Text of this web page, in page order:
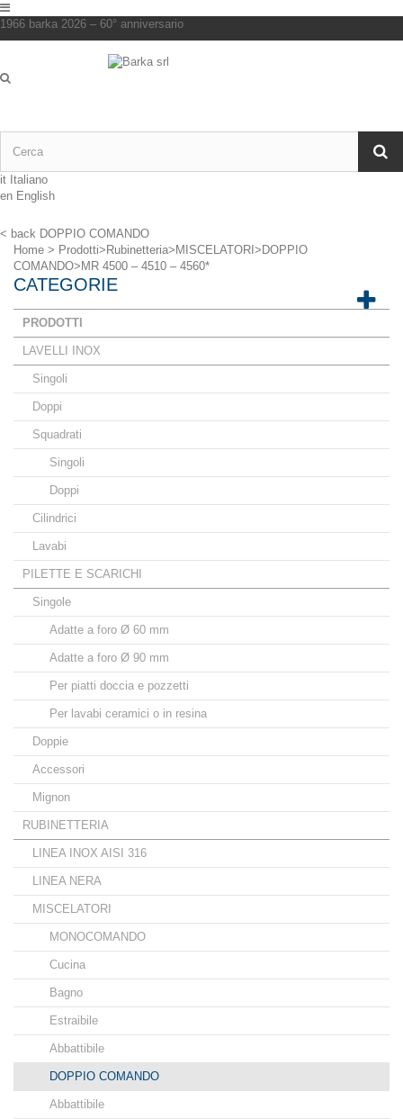
1966 barka 2026 – 60° anniversario
it Italiano
en English
< back DOPPIO COMANDO
Home > Prodotti> Rubinetteria> MISCELATORI > DOPPIO
COMANDO> MR 4500 – 4510 – 4560*
CATEGORIE
PRODOTTI
LAVELLI INOX
Singoli
Doppi
Squadrati
Singoli
Doppi
Cilindrici
Lavabi
PILETTE E SCARICHI
Singole
Adatte a foro Ø 60 mm
Adatte a foro Ø 90 mm
Per piatti doccia e pozzetti
Per lavabi ceramici o in resina
Doppie
Accessori
Mignon
RUBINETTERIA
LINEA INOX AISI 316
LINEA NERA
MISCELATORI
MONOCOMANDO
Cucina
Bagno
Estraibile
Abbattibile
DOPPIO COMANDO
Abbattibile